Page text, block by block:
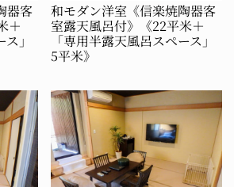
器客
＋
」
和モダン洋室《信楽焼陶器客
室露天風呂付》《22平米＋
「専用半露天風呂スペース」
5平米》